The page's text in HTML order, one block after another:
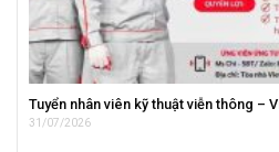
Tuyển nhân viên kỹ thuật viễn thông –
31/07/2026